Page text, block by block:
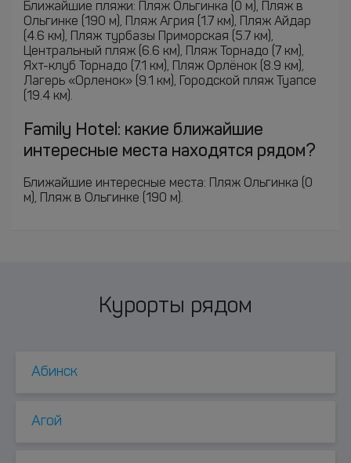
Ближайшие пляжи: Пляж Ольгинка (0 м), Пляж в
Ольгинке (190 м), Пляж Агрия (1.7 км), Пляж Айдар
(4.6 км), Пляж турбазы Приморская (5.7 км),
Центральный пляж (6.6 км), Пляж Торнадо (7 км),
Яхт-клуб Торнадо (7.1 км), Пляж Орлёнок (8.9 км),
Лагерь «Орленок» (9.1 км), Городской пляж Туапсе
(19.4 км).
Family Hotel: какие ближайшие
интересные места находятся рядом?
Ближайшие интересные места: Пляж Ольгинка (0
м), Пляж в Ольгинке (190 м).
Курорты рядом
Абинск
Агой